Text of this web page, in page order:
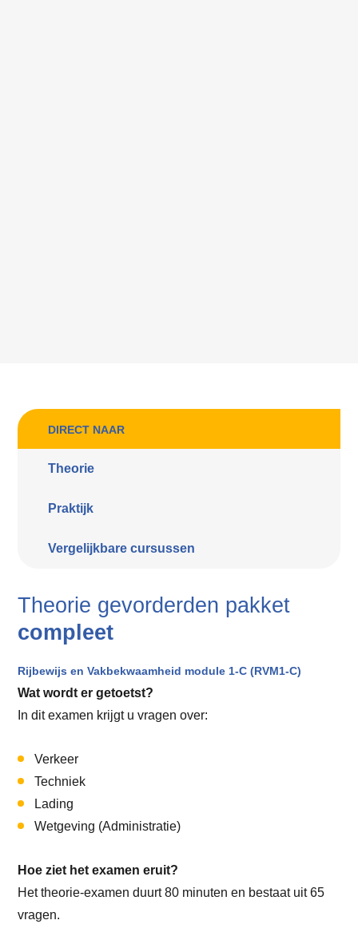
DIRECT NAAR
Theorie
Praktijk
Vergelijkbare cursussen
Theorie gevorderden pakket
compleet
Rijbewijs en Vakbekwaamheid module 1-C (RVM1-C)
Wat wordt er getoetst?
In dit examen krijgt u vragen over:
Verkeer
Techniek
Lading
Wetgeving (Administratie)
Hoe ziet het examen eruit?
Het theorie-examen duurt 80 minuten en bestaat uit 65
vragen.